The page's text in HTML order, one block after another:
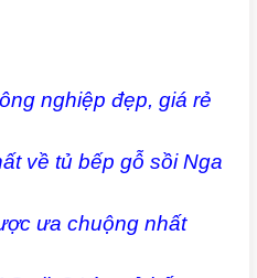
nghiệp đẹp, giá rẻ
về tủ bếp gỗ sồi Nga
ưa chuộng nhất